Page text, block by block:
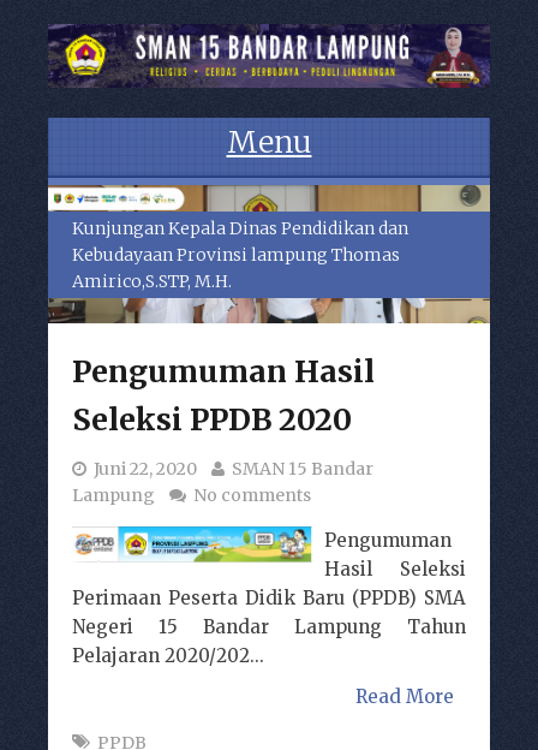
Menu
Skip to content
Kunjungan Kepala Dinas Pendidikan dan
Kebudayaan Provinsi lampung Thomas
Amirico,S.STP, M.H.
Pengumuman Hasil
Seleksi PPDB 2020
Juni 22, 2020
SMAN 15 Bandar
Lampung
No comments
Pengumuman
Hasil Seleksi
Perimaan Peserta Didik Baru (PPDB) SMA
Negeri 15 Bandar Lampung Tahun
Pelajaran 2020/202...
Read More
PPDB